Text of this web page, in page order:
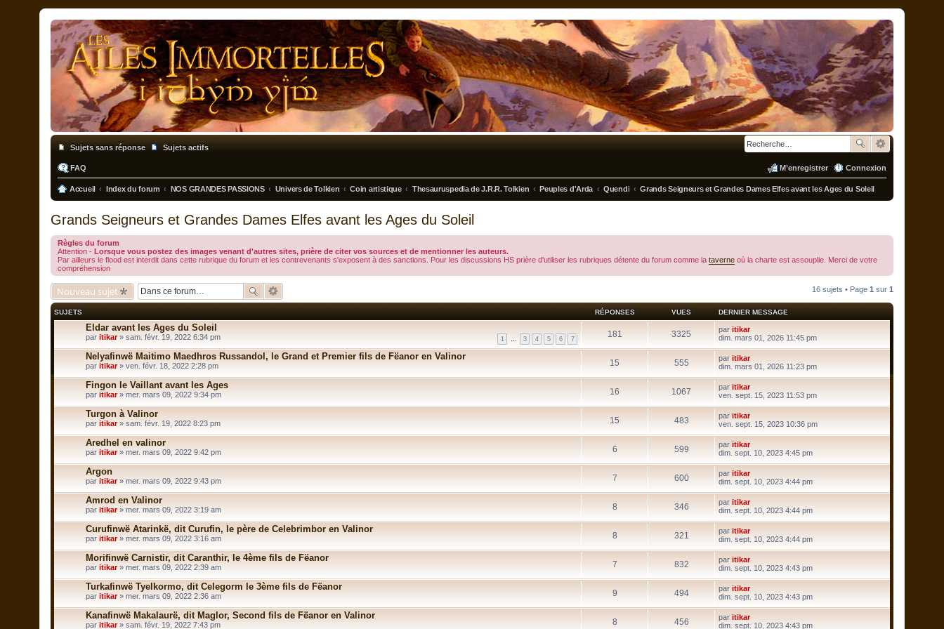
Sujets sans réponse Sujets actifs
FAQ Connexion
M’enregistrer
Accueil Index du forum NOS GRANDES PASSIONS Univers de Tolkien Coin artistique Thesauruspedia de J.R.R. Tolkien Peuples d'Arda Quendi Grands Seigneurs et Grandes Dames Elfes avant les Ages du Soleil
Grands Seigneurs et Grandes Dames Elfes avant les Ages du Soleil
Règles du forum
Attention - Lorsque vous postez des images venant d'autres sites, prière de citer vos sources et de mentionner les auteurs.
Par ailleurs le flood est interdit dans cette rubrique du forum et les contrevenants s'exposent à des sanctions. Pour les discussions HS prière d'utiliser les rubriques détente du forum comme la taverne où la charte est assouplie. Merci de votre
compréhension
Nouveau sujet 16 sujets • Page 1 sur 1
SUJETS RÉPONSES VUES DERNIER MESSAGE
Eldar avant les Ages du Soleil
1 … 3 4 5 6 7
par itikar» sam. févr. 19, 2022 6:34 pm 181 3325 par itikar
V
o
l
e
e
i
e
r
e
s
a
g
e
dim. mars 01, 2026 11:45 pm
Nelyafinwë Maitimo Maedhros Russandol, le Grand et Premier fils de Fëanor en Valinor
par itikar» ven. févr. 18, 2022 2:28 pm 15 555 par itikar
V
o
l
e
e
i
e
r
e
s
a
g
e
dim. mars 01, 2026 11:23 pm
Fingon le Vaillant avant les Ages
par itikar» mer. mars 09, 2022 9:34 pm 16 1067 par itikar
V
o
l
e
e
i
e
r
e
s
a
g
e
ven. sept. 15, 2023 11:53 pm
Turgon à Valinor
par itikar» sam. févr. 19, 2022 8:23 pm 15 483 par itikar
V
o
l
e
e
i
e
r
e
s
a
g
e
ven. sept. 15, 2023 10:36 pm
Aredhel en valinor
par itikar» mer. mars 09, 2022 9:42 pm 6 599 par itikar
V
o
l
e
e
i
e
r
e
s
a
g
e
dim. sept. 10, 2023 4:45 pm
Argon
par itikar» mer. mars 09, 2022 9:43 pm 7 600 par itikar
V
o
l
e
e
i
e
r
e
s
a
dim. sept. 10, 2023 4:44 pm
Amrod en Valinor
par itikar» mer. mars 09, 2022 3:19 am 8 346 par itikar
V
o
l
e
e
i
e
r
e
dim. sept. 10, 2023 4:44 pm
Curufinwë Atarinkë, dit Curufin, le père de Celebrimbor en Valinor
par itikar» mer. mars 09, 2022 3:16 am 8 321 par itikar
V
o
l
e
e
i
dim. sept. 10, 2023 4:44 pm
Morifinwë Carnistir, dit Caranthir, le 4ème fils de Fëanor
par itikar» mer. mars 09, 2022 2:39 am 7 832 par itikar
V
o
l
e
e
dim. sept. 10, 2023 4:43 pm
Turkafinwë Tyelkormo, dit Celegorm le 3ème fils de Fëanor
par itikar» mer. mars 09, 2022 2:36 am 9 494 par itikar
V
o
dim. sept. 10, 2023 4:43 pm
Kanafinwë Makalaurë, dit Maglor, Second fils de Fëanor en Valinor
par itikar» sam. févr. 19, 2022 7:43 pm 8 456 par itikar
V
dim. sept. 10, 2023 4:43 pm